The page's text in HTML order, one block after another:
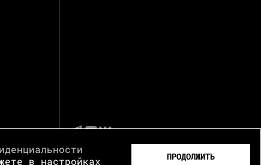
в настройках
ПРОДОЛЖИТЬ